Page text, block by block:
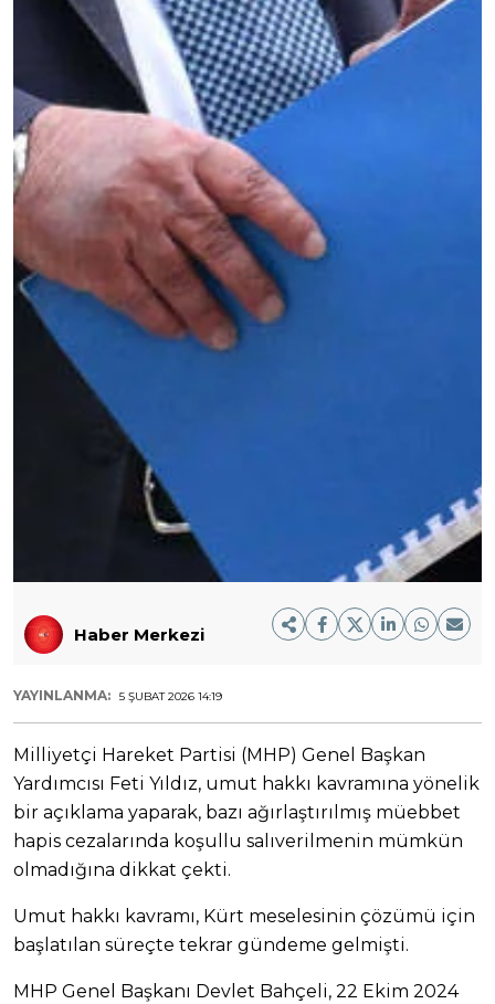
Haber Merkezi
YAYINLANMA: 5 ŞUBAT 2026 14:19
Milliyetçi Hareket Partisi (MHP) Genel Başkan
Yardımcısı Feti Yıldız, umut hakkı kavramına yönelik
bir açıklama yaparak, bazı ağırlaştırılmış müebbet
hapis cezalarında koşullu salıverilmenin mümkün
olmadığına dikkat çekti.
Umut hakkı kavramı, Kürt meselesinin çözümü için
başlatılan süreçte tekrar gündeme gelmişti.
MHP Genel Başkanı Devlet Bahçeli, 22 Ekim 2024